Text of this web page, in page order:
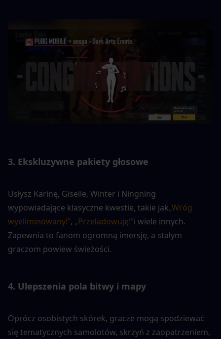
3. Ekskluzywne pakiety głosowe
Usłysz Karinę, Giselle, Winter i Ningning
wypowiadające klasyczne kwestie, takie jak„Wróg
wyeliminowany!”, „Przeładowuję!”i wiele innych.
Zapewnia to fanom ogromną imersję, a stałym
graczom powiew świeżości.
4. Ulepszenia pola bitwy i mapy
Oprócz osobistych skórek, gracze mogą spodziewać
się tematycznych samolotów, skrzyń z zaopatrzeniem,